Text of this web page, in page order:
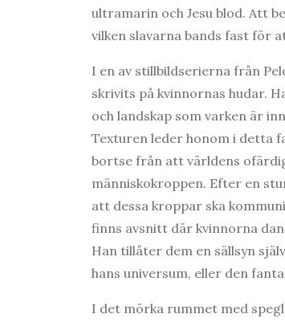
ultramarin och Jesu blod. Att
vilken slavarna bands fast för
I en av stillbildserierna från
skrivits på kvinnornas hudar.
och landskap som varken är
Texturen leder honom i detta
bortse från att världens
människokroppen. Efter en
att dessa kroppar ska
finns avsnitt där kvinnorna
Han tillåter dem en sällsyn
hans universum, eller den
I det mörka rummet med